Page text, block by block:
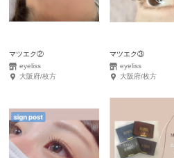
マツエク②
eyeliss
大阪府/枚方
マツエク③
eyeliss
大阪府/枚方